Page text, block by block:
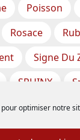
optimiser notre
Poisson
Rosace
Signe Du
SPHINX
Train
Tête Vase